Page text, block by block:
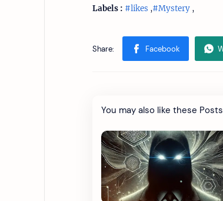
Labels : #likes ,#Mystery ,
You may also like these Posts